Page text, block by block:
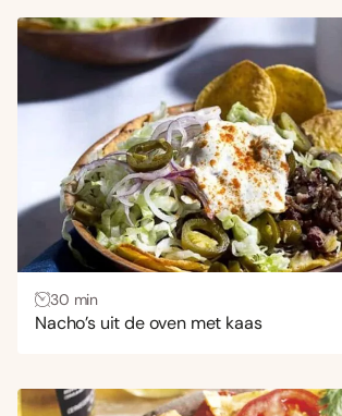
30 min
Nacho’s uit de oven met kaas